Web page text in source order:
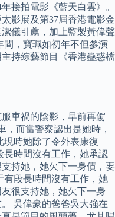
接拍電影《藍天白雲》。
影展及第37屆香港電影金
儀引薦，加上監製黃偉聲
間，寶珮如初年不但參演
持綜藝節目《香港蠱惑檔
車禍的陰影，早前再駕
，而當警察認出是她時，
現時她除了令外表康復
長時間沒有工作，她承認
持她，她欠下一身債，要
有段長時間沒有工作，她
很支持她，她欠下一身
吳偉豪的爸爸吳大強在